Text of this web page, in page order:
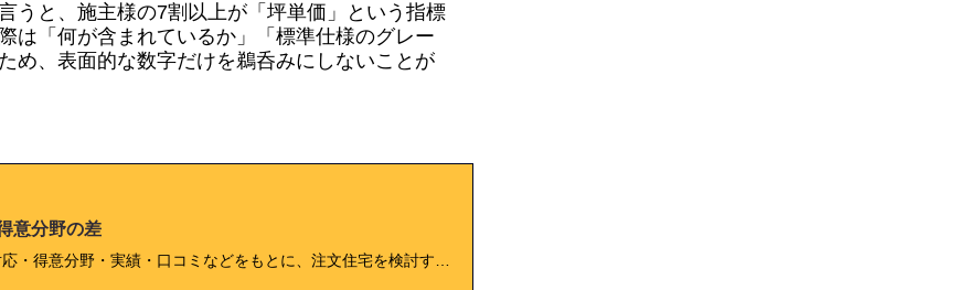
うと、施主様の7割以上が「坪単価」という指標
は「何が含まれているか」「標準仕様のグレー
め、表面的な数字だけを鵜呑みにしないことが
意分野の差
工務店と建設会社の違いを徹底比較！価格・対応・得意分野・実績・口コミなどをもとに、注文住宅を検討する人が後悔しない選択をするためのポイントを解説します。地域ごとの特徴や成功事例も紹介し、専門家の視点から安心できる家づくりの方法を提案します。